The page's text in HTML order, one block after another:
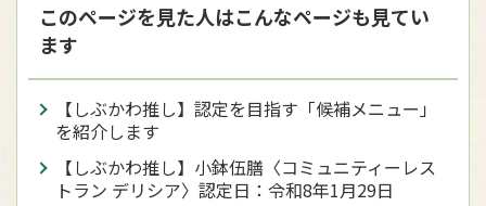
このページを見た人はこんなページも見てい
ます
【しぶかわ推し】認定を目指す「候補メニュー」
を紹介します
【しぶかわ推し】小鉢伍膳〈コミュニティーレス
トラン デリシア〉認定日：令和8年1月29日